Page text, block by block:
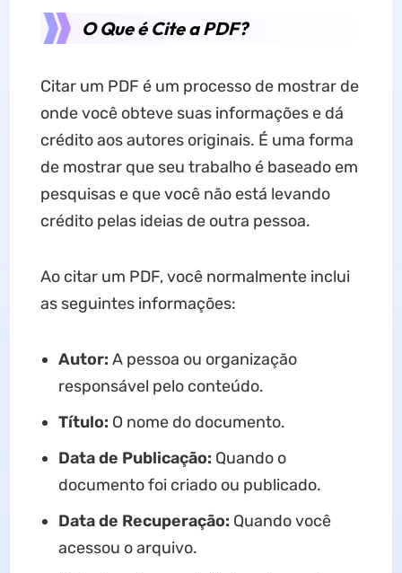
O Que é Cite a PDF?
Citar um PDF é um processo de mostrar de
onde você obteve suas informações e dá
crédito aos autores originais. É uma forma
de mostrar que seu trabalho é baseado em
pesquisas e que você não está levando
crédito pelas ideias de outra pessoa.
Ao citar um PDF, você normalmente inclui
as seguintes informações:
Autor: A pessoa ou organização
responsável pelo conteúdo.
Título: O nome do documento.
Data de Publicação: Quando o
documento foi criado ou publicado.
Data de Recuperação: Quando você
acessou o arquivo.